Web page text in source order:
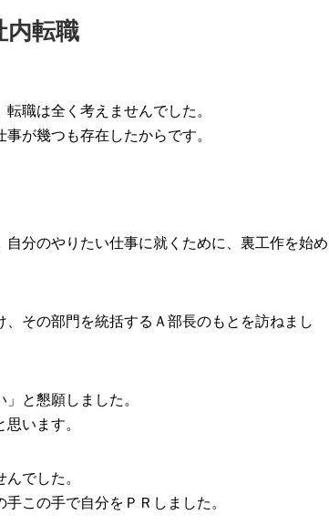
内転職
職は全く考えませんでした。
が幾つも存在したからです。
分のやりたい仕事に就くために、裏工作を始め
その部門を統括するＡ部長のもとを訪ねまし
と懇願しました。
います。
でした。
この手で自分をＰＲしました。